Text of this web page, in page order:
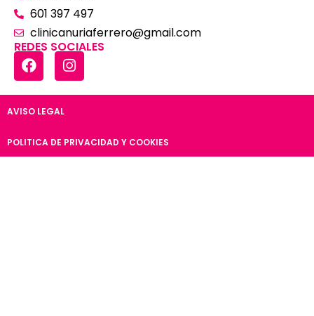
601 397 497
clinicanuriaferrero@gmail.com
REDES SOCIALES
AVISO LEGAL
POLITICA DE PRIVACIDAD Y COOKIES